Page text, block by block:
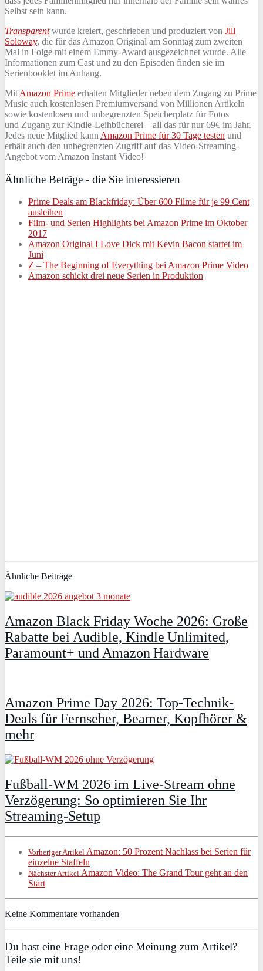
Selbst sein kann.
Transparentwurde kreiert, geschrieben und produziert von Jill
Soloway, die für das Amazon Original am Sonntag zum zweiten
Mal in Folge mit einem Emmy-Award ausgezeichnet wurde. Alle
Informationen zum Cast und zu den Episoden finden sie im
Serienbooklet im Anhang.
Mit Amazon Prime erhalten Mitglieder neben dem Zugang zu Prime
Music auch kostenlosen Premiumversand von Millionen Artikeln
sowie kostenlosen und unbegrenzten Speicherplatz für Fotos
und Zugang zur Kindle-Leihbücherei – all das für nur 69€ im Jahr.
Jedes neue Mitglied kann Amazon Prime für 30 Tage testen und
erhält auch den unbegrenzten Zugriff auf das Video-Streaming-
Angebot vom Amazon Instant Video!
Ähnliche Beträge - die Sie interessieren
Prime Deals am Blackfriday: Über 600 Filme für je 99 Cent
ausleihen
Film- und Serien Highlights bei Amazon Prime im Oktober
2017
Amazon Original I Love Dick mit Kevin Bacon startet im
Juni
Z – The Beginning of Everything bei Amazon Prime Video
Amazon schickt drei neue Serien in Produktion
Ähnliche Beiträge
Amazon Black Friday Woche 2026: Große
Rabatte bei Audible, Kindle Unlimited,
Paramount+ und Amazon Hardware
Amazon Prime Day 2026: Top-Technik-
Deals für Fernseher, Beamer, Kopfhörer &
mehr
Fußball-WM 2026 im Live-Stream ohne
Verzögerung: So optimieren Sie Ihr
Streaming-Setup
Vorheriger Artikel Amazon: 50 Prozent Nachlass bei Serien für
einzelne Staffeln
Nächster Artikel Amazon Video: The Grand Tour geht an den
Start
Keine Kommentare vorhanden
Du hast eine Frage oder eine Meinung zum Artikel?
Teile sie mit uns!